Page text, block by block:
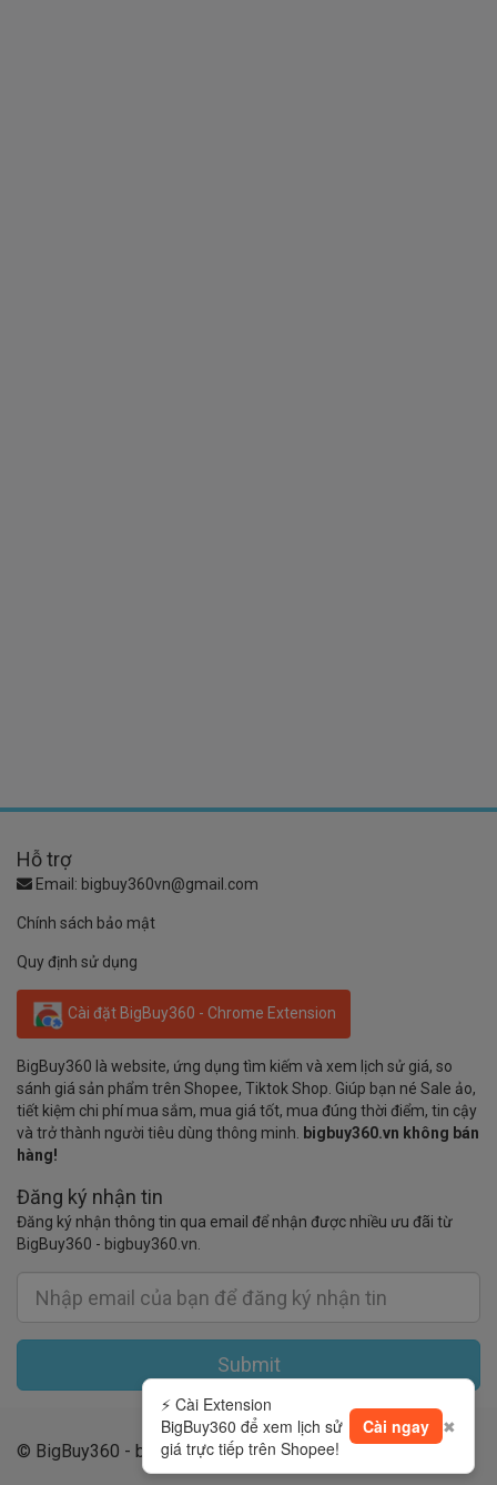
⚡ Cài Extension
BigBuy360 để xem lịch sử
giá trực tiếp trên Shopee!
Cài ngay ✖
Hỗ trợ
Email: bigbuy360vn@gmail.com
Chính sách bảo mật
Quy định sử dụng
Cài đặt BigBuy360 - Chrome Extension
BigBuy360 là website, ứng dụng tìm kiếm và xem lịch sử giá, so
sánh giá sản phẩm trên Shopee, Tiktok Shop. Giúp bạn né Sale ảo,
tiết kiệm chi phí mua sắm, mua giá tốt, mua đúng thời điểm, tin cậy
và trở thành người tiêu dùng thông minh. bigbuy360.vn không bán
hàng!
Đăng ký nhận tin
Đăng ký nhận thông tin qua email để nhận được nhiều ưu đãi từ
BigBuy360 - bigbuy360.vn.
Submit
© BigBuy360 - bigbuy360.vn 2019 - 2026